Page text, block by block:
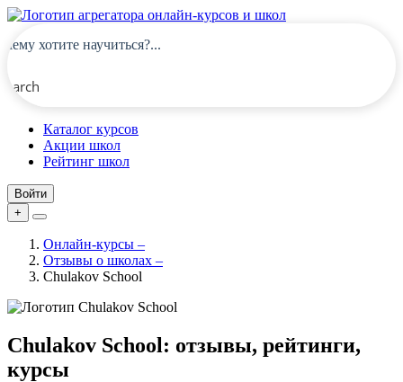
Каталог курсов
Акции школ
Рейтинг школ
Войти
+
Онлайн-курсы –
Отзывы о школах –
Chulakov School
Chulakov School: отзывы, рейтинги,
курсы